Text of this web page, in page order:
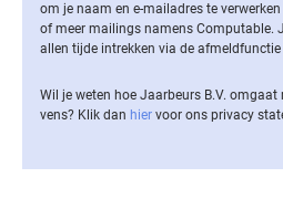
om je naam en e-mailadres te
of meer mailings namens Computable.
allen tijde intrekken via de
Wil je weten hoe Jaarbeurs B.V.
vens? Klik dan hier voor ons privacy